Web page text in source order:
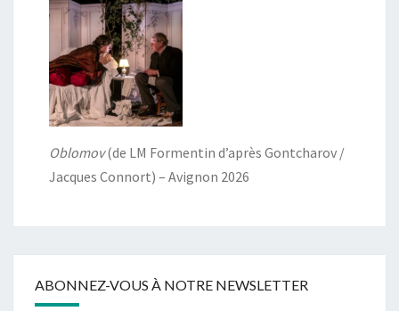
Oblomov(de LM Formentin d’après Gontcharov /
Jacques Connort) – Avignon 2026
ABONNEZ-VOUS À NOTRE NEWSLETTER